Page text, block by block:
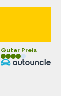
Guter Preis